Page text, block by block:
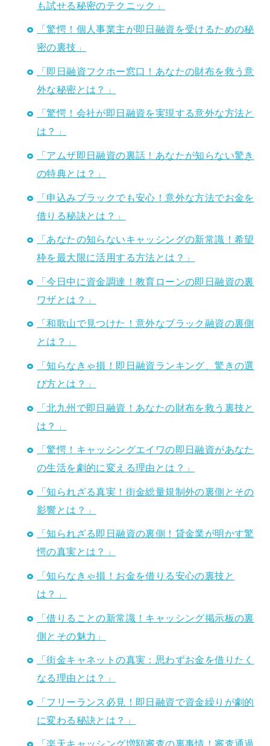
も試せる秘密のテクニック」
「驚愕！個人事業主が即日融資を受けるための秘
密の裏技」
「即日融資フクホー窓口！あなたの財布を救う意
外な秘密とは？」
「驚愕！会社が即日融資を実現する意外な方法と
は？」
「アムザ即日融資の裏話！あなたが知らない驚き
の特典とは？」
「申込みブラックでも安心！意外な方法でお金を
借りる秘訣とは？」
「あなたの知らないキャッシングの新常識！希望
枠を最大限に活用する方法とは？」
「今日中に資金調達！教育ローンの即日融資の裏
ワザとは？」
「和歌山で見つけた！意外なブラック融資の裏側
とは？」
「知らなきゃ損！即日融資ランキング、驚きの選
び方とは？」
「北九州で即日融資！あなたの財布を救う裏技と
は？」
「驚愕！キャッシングエイワの即日融資があなた
の生活を劇的に変える理由とは？」
「知られざる真実！街金総量規制外の裏側とその
影響とは？」
「知られざる即日融資の裏側！貸金業が明かす驚
愕の真実とは？」
「知らなきゃ損！お金を借りる安心の裏技と
は？」
「借りることの新常識！キャッシング掲示板の裏
側とその魅力」
「街金キャネットの真実：思わずお金を借りたく
なる理由とは？」
「フリーランス必見！即日融資で資金繰りが劇的
に変わる秘訣とは？」